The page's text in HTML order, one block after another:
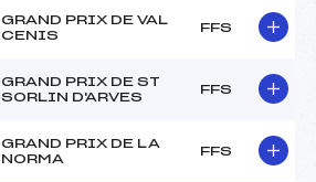
GRAND PRIX DE VAL
CENIS
FFS
GRAND PRIX DE ST
SORLIN D'ARVES
FFS
GRAND PRIX DE LA
NORMA
FFS